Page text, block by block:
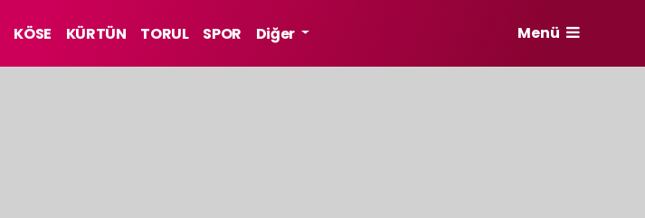
KÖSE KÜRTÜN TORUL SPOR Diğer Menü